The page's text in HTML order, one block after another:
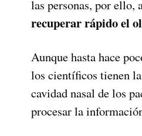
las personas, por ello,
recuperar rápido el
Aunque hasta hace
los científicos tienen
cavidad nasal de los
procesar la